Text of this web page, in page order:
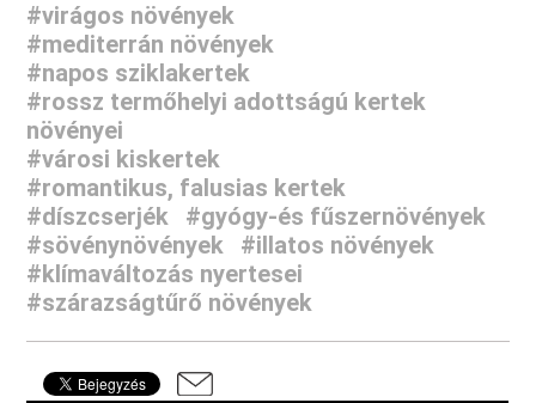
#virágos növények
#mediterrán növények
#napos sziklakertek
#rossz termőhelyi adottságú kertek
növényei
#városi kiskertek
#romantikus, falusias kertek
#díszcserjék
#gyógy-és fűszernövények
#sövénynövények
#illatos növények
#klímaváltozás nyertesei
#szárazságtűrő növények